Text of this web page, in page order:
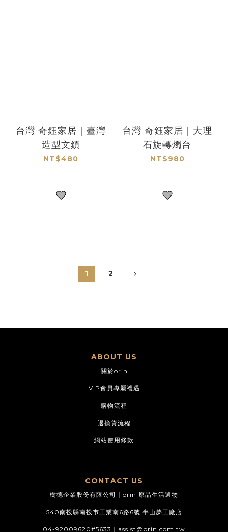
台灣 奇鈺家居｜臺灣
造型文鎮
NT$480
台灣 奇鈺家居｜大理
石旋轉燭台
NT$980
1 2
ABOUT US
關於orin
VIP會員專屬禮遇
購物流程
退換貨流程
網站使用條款
CONTACT US
樹德企業股份有限公司｜orin 原品生活選物
540南投縣南投市工業南6路6號 半山夢工廠店
04-92009620#5633｜ assist@orin.com.tw